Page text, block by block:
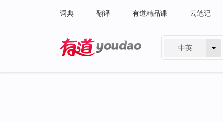
词典 翻译 有道精品课 云笔记
中英